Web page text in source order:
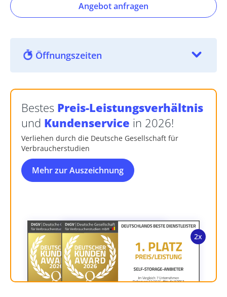
Angebot anfragen
Öffnungszeiten
Bestes Preis-Leistungsverhältnis
und Kundenservice in 2026!
Verliehen durch die Deutsche Gesellschaft für
Verbraucherstudien
Mehr zur Auszeichnung